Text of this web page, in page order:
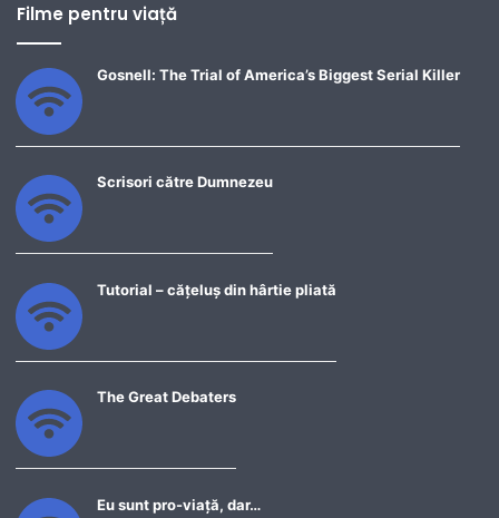
Filme pentru viață
Gosnell: The Trial of America’s Biggest Serial Killer
Scrisori către Dumnezeu
Tutorial – cățeluș din hârtie pliată
The Great Debaters
Eu sunt pro-viață, dar…